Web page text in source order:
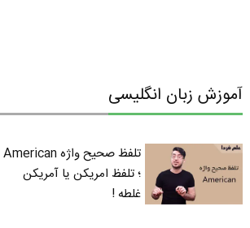
آموزش زبان انگلیسی
تلفظ صحیح واژه American
؛ تلفظ امریکن یا آمریکن
غلطه !